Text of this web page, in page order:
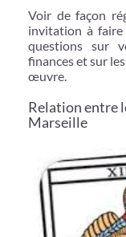
Voir de façon
invitation à
questions sur
finances et sur
œuvre.
Relation entre
Marseille